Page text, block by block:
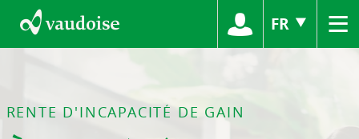
FR ≡
RENTE D'INCAPACITÉ DE GAIN